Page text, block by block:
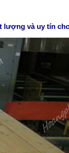
lượng và uy tín